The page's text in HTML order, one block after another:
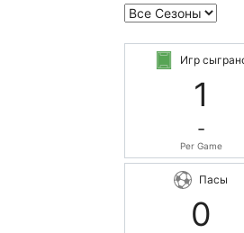
Игр
1
-
Per Game
Пасы
0